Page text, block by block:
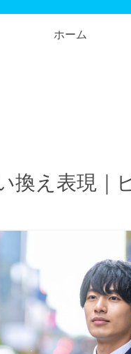
ホーム
換え表現｜